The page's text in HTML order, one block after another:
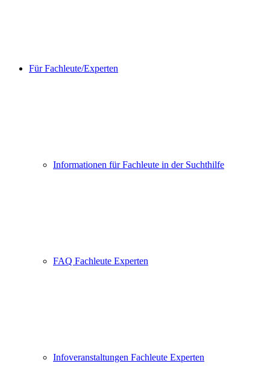
Für Fachleute/Experten
Informationen für Fachleute in der Suchthilfe
FAQ Fachleute Experten
Infoveranstaltungen Fachleute Experten